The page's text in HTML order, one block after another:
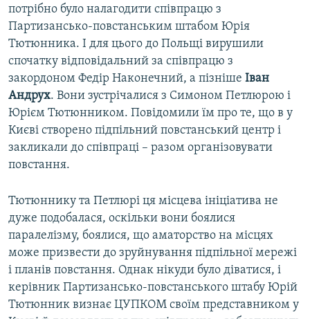
потрібно було налагодити співпрацю з
Партизансько-повстанським штабом Юрія
Тютюнника. І для цього до Польщі вирушили
спочатку відповідальний за співпрацю з
закордоном Федір Наконечний, а пізніше Іван
Андрух. Вони зустрічалися з Симоном Петлюрою і
Юрієм Тютюнником. Повідомили їм про те, що в у
Києві створено підпільний повстанський центр і
закликали до співпраці – разом організовувати
повстання.
Тютюннику та Петлюрі ця місцева ініціатива не
дуже подобалася, оскільки вони боялися
паралелізму, боялися, що аматорство на місцях
може призвести до зруйнування підпільної мережі
і планів повстання. Однак нікуди було діватися, і
керівник Партизансько-повстанського штабу Юрій
Тютюнник визнає ЦУПКОМ своїм представником у